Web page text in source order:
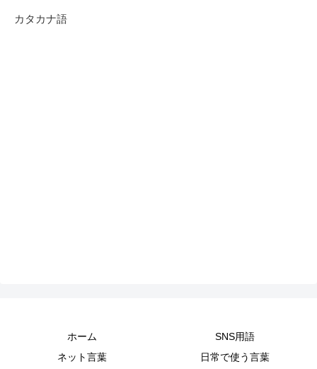
カタカナ語
ホーム
SNS用語
ネット言葉
日常で使う言葉